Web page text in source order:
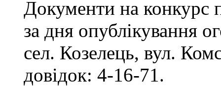
Документи на конкурс
за дня опублікування
сел. Козелець, вул.
довідок: 4-16-71.